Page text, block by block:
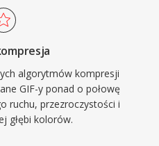
algorytmów kompresji
GIF-y ponad o połowę
ruchu, przezroczystości i
głębi kolorów.